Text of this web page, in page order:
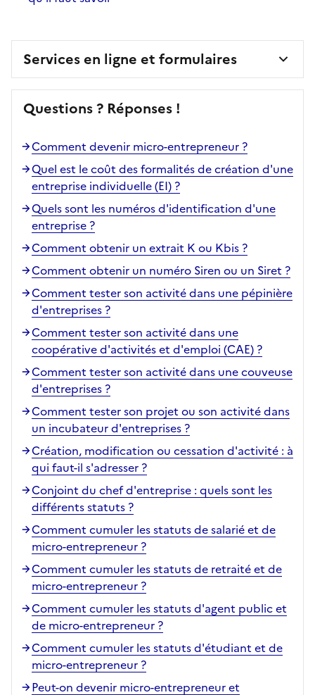
Services en ligne et formulaires
Questions ? Réponses !
Comment devenir micro-entrepreneur ?
Quel est le coût des formalités de création d'une
entreprise individuelle (EI) ?
Quels sont les numéros d'identification d'une
entreprise ?
Comment obtenir un extrait K ou Kbis ?
Comment obtenir un numéro Siren ou un Siret ?
Comment tester son activité dans une pépinière
d'entreprises ?
Comment tester son activité dans une
coopérative d'activités et d'emploi (CAE) ?
Comment tester son activité dans une couveuse
d'entreprises ?
Comment tester son projet ou son activité dans
un incubateur d'entreprises ?
Création, modification ou cessation d'activité : à
qui faut-il s'adresser ?
Conjoint du chef d'entreprise : quels sont les
différents statuts ?
Comment cumuler les statuts de salarié et de
micro-entrepreneur ?
Comment cumuler les statuts de retraité et de
micro-entrepreneur ?
Comment cumuler les statuts d'agent public et
de micro-entrepreneur ?
Comment cumuler les statuts d'étudiant et de
micro-entrepreneur ?
Peut-on devenir micro-entrepreneur et